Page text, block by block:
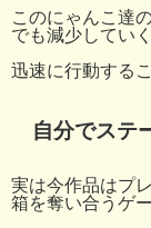
このにゃんこ達
でも減少していく
迅速に行動する
自分でステ
実は今作品はプ
箱を奪い合うゲ